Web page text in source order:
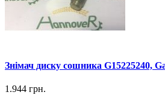
Знімач диску сошника G15225240,
1.944 грн.